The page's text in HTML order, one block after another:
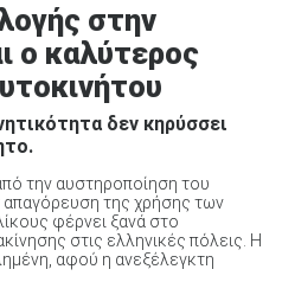
στην
ο καλύτερος
δεν κηρύσσει
την αυστηροποίηση του
απαγόρευση της χρήσης των
φέρνει ξανά στο
στις ελληνικές πόλεις. Η
αφού η ανεξέλεγκτη